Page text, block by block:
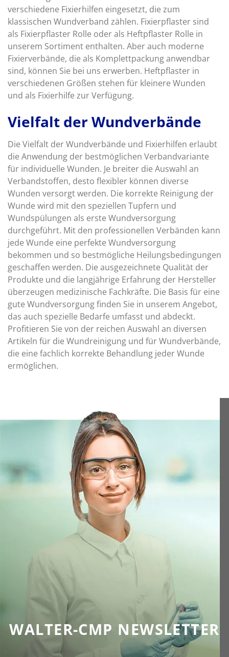
verschiedene Fixierhilfen eingesetzt, die zum
klassischen Wundverband zählen. Fixierpflaster sind
als Fixierpflaster Rolle oder als Heftpflaster Rolle in
unserem Sortiment enthalten. Aber auch moderne
Fixierverbände, die als Komplettpackung anwendbar
sind, können Sie bei uns erwerben. Heftpflaster in
verschiedenen Größen stehen für kleinere Wunden
und als Fixierhilfe zur Verfügung.
Vielfalt der Wundverbände
Die Vielfalt der Wundverbände und Fixierhilfen erlaubt
die Anwendung der bestmöglichen Verbandvariante
für individuelle Wunden. Je breiter die Auswahl an
Verbandstoffen, desto flexibler können diverse
Wunden versorgt werden. Die korrekte Reinigung der
Wunde wird mit den speziellen Tupfern und
Wundspülungen als erste Wundversorgung
durchgeführt. Mit den professionellen Verbänden kann
jede Wunde eine perfekte Wundversorgung
bekommen und so bestmögliche Heilungsbedingungen
geschaffen werden. Die ausgezeichnete Qualität der
Produkte und die langjährige Erfahrung der Hersteller
überzeugen medizinische Fachkräfte. Die Basis für eine
gute Wundversorgung finden Sie in unserem Angebot,
das auch spezielle Bedarfe umfasst und abdeckt.
Profitieren Sie von der reichen Auswahl an diversen
Artikeln für die Wundreinigung und für Wundverbände,
die eine fachlich korrekte Behandlung jeder Wunde
ermöglichen.
WALTER-CMP NEWSLETTER